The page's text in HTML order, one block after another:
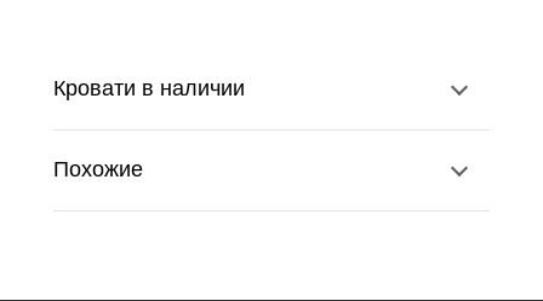
Кровати в наличии
Похожие